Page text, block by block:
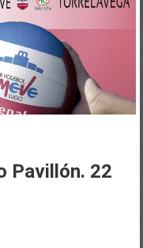
Pavillón. 22